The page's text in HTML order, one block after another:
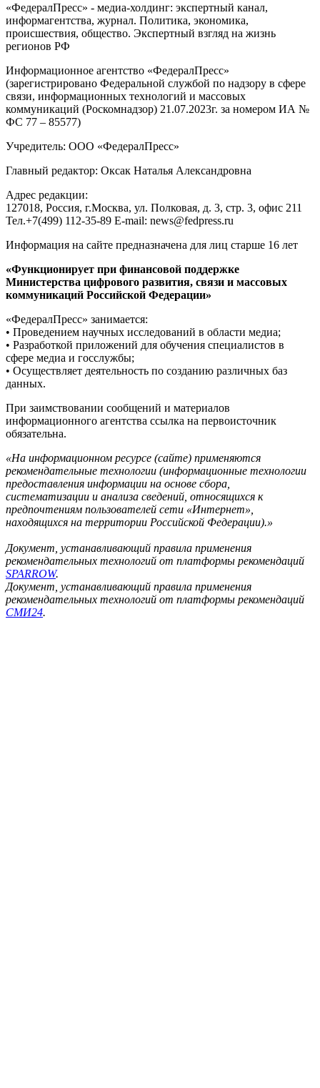
«ФедералПресс» - медиа-холдинг: экспертный канал,
информагентства, журнал. Политика, экономика,
происшествия, общество. Экспертный взгляд на жизнь
регионов РФ
Информационное агентство «ФедералПресс»
(зарегистрировано Федеральной службой по надзору в сфере
связи, информационных технологий и массовых
коммуникаций (Роскомнадзор) 21.07.2023г. за номером ИА №
ФС 77 – 85577)
Учредитель: ООО «ФедералПресс»
Главный редактор: Оксак Наталья Александровна
Адрес редакции:
127018, Россия, г.Москва, ул. Полковая, д. 3, стр. 3, офис 211
Тел.+7(499) 112-35-89 E-mail: news@fedpress.ru
Информация на сайте предназначена для лиц старше 16 лет
«Функционирует при финансовой поддержке
Министерства цифрового развития, связи и массовых
коммуникаций Российской Федерации»
«ФедералПресс» занимается:
• Проведением научных исследований в области медиа;
• Разработкой приложений для обучения специалистов в
сфере медиа и госслужбы;
• Осуществляет деятельность по созданию различных баз
данных.
При заимствовании сообщений и материалов
информационного агентства ссылка на первоисточник
обязательна.
«На информационном ресурсе (сайте) применяются
рекомендательные технологии (информационные технологии
предоставления информации на основе сбора,
систематизации и анализа сведений, относящихся к
предпочтениям пользователей сети «Интернет»,
находящихся на территории Российской Федерации).»
Документ, устанавливающий правила применения
рекомендательных технологий от платформы рекомендаций
SPARROW.
Документ, устанавливающий правила применения
рекомендательных технологий от платформы рекомендаций
СМИ24.